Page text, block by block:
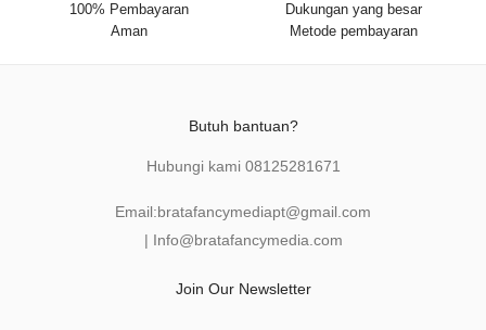
100% Pembayaran
Aman
Dukungan yang besar
Metode pembayaran
Butuh bantuan?
Hubungi kami 08125281671
Email:bratafancymediapt@gmail.com
| Info@bratafancymedia.com
Join Our Newsletter